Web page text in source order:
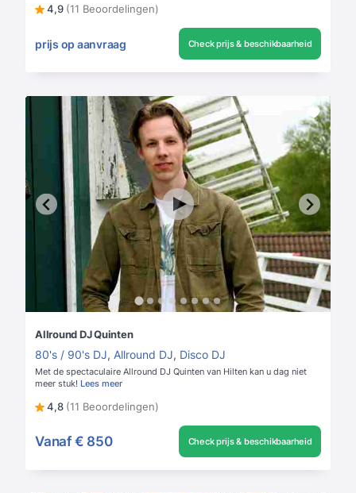
4,9 (11 Beoordelingen)
prijs op aanvraag Check prijs & beschikbaarheid
Allround DJ Quinten
80's / 90's DJ, Allround DJ, Disco DJ
Met de spectaculaire Allround DJ Quinten van Hilten kan u dag niet
meer stuk! Lees meer
4,8 (11 Beoordelingen)
Vanaf € 850 Check prijs & beschikbaarheid